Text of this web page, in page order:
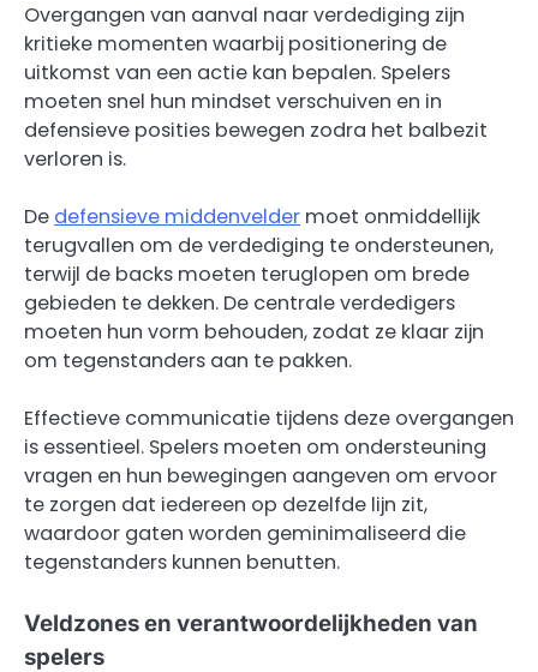
Overgangen van aanval naar verdediging zijn
kritieke momenten waarbij positionering de
uitkomst van een actie kan bepalen. Spelers
moeten snel hun mindset verschuiven en in
defensieve posities bewegen zodra het balbezit
verloren is.
De defensieve middenvelder moet onmiddellijk
terugvallen om de verdediging te ondersteunen,
terwijl de backs moeten teruglopen om brede
gebieden te dekken. De centrale verdedigers
moeten hun vorm behouden, zodat ze klaar zijn
om tegenstanders aan te pakken.
Effectieve communicatie tijdens deze overgangen
is essentieel. Spelers moeten om ondersteuning
vragen en hun bewegingen aangeven om ervoor
te zorgen dat iedereen op dezelfde lijn zit,
waardoor gaten worden geminimaliseerd die
tegenstanders kunnen benutten.
Veldzones en verantwoordelijkheden van
spelers